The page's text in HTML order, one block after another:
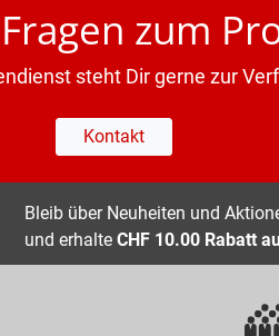
zum
steht Dir gerne zur
Kontakt
Bleib über Neuheiten und
und erhalte CHF 10.00 Rabatt